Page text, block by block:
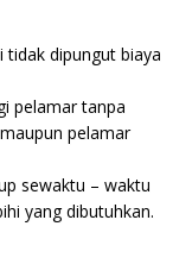
dipungut biaya
pelamar tanpa
pelamar
sewaktu – waktu
yang dibutuhkan.